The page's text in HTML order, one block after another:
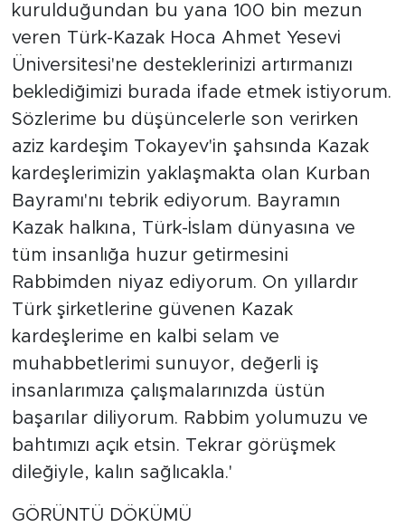
kurulduğundan bu yana 100 bin mezun
veren Türk-Kazak Hoca Ahmet Yesevi
Üniversitesi'ne desteklerinizi artırmanızı
beklediğimizi burada ifade etmek istiyorum.
Sözlerime bu düşüncelerle son verirken
aziz kardeşim Tokayev'in şahsında Kazak
kardeşlerimizin yaklaşmakta olan Kurban
Bayramı'nı tebrik ediyorum. Bayramın
Kazak halkına, Türk-İslam dünyasına ve
tüm insanlığa huzur getirmesini
Rabbimden niyaz ediyorum. On yıllardır
Türk şirketlerine güvenen Kazak
kardeşlerime en kalbi selam ve
muhabbetlerimi sunuyor, değerli iş
insanlarımıza çalışmalarınızda üstün
başarılar diliyorum. Rabbim yolumuzu ve
bahtımızı açık etsin. Tekrar görüşmek
dileğiyle, kalın sağlıcakla.'
GÖRÜNTÜ DÖKÜMÜ